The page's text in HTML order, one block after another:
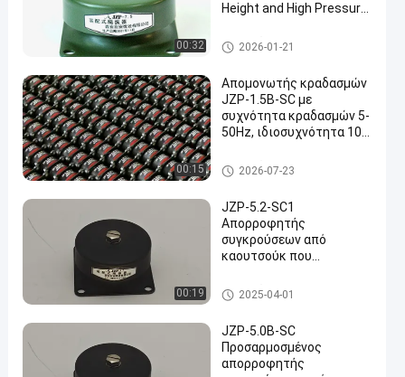
00:32
Height and High Pressure
Isolation
λαστιχένιος απορροφητής κ
λονισμού
2026-01-21
00:15
Απομονωτής κραδασμών
JZP-1.5B-SC με
συχνότητα κραδασμών 5-
50Hz, ιδιοσυχνότητα 10
χωρητικότητα φορτίου
1.5kg
λαστιχένιος απορροφητής κ
λονισμού
2026-07-23
00:19
JZP-5.2-SC1
Απορροφητής
συγκρούσεων από
καουτσούκ που
σταθερό περιβάλλον
εργασίας για ευαίσθητα
λαστιχένιος απορροφητής κ
λονισμού
2025-04-01
JZP-5.0B-SC
Προσαρμοσμένος
απορροφητής